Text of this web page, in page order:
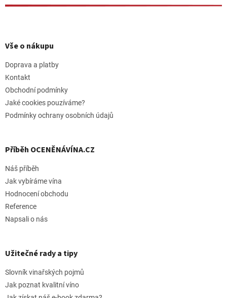
pVše o nákupu
Doprava a platby
Kontakt
Obchodní podmínky
Jaké cookies pouzíváme?
Podmínky ochrany osobních údajů
Příběh OCENĚNÁVÍNA.CZ
Náš příběh
Jak vybíráme vína
Hodnocení obchodu
Reference
Napsali o nás
Užitečné rady a tipy
Slovník vinařských pojmů
Jak poznat kvalitní víno